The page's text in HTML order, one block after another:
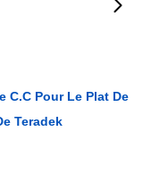
C.C Pour Le Plat De
Teradek